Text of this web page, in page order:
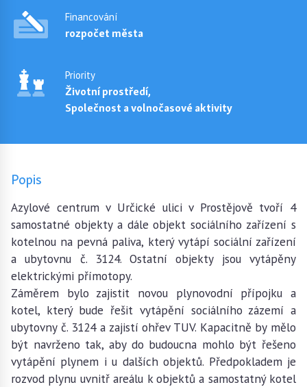
Financování
rozpočet města
Priority
Životní prostředí,
Společnost a volnočasové aktivity
Popis
Azylové centrum v Určické ulici v Prostějově tvoří 4
samostatné objekty a dále objekt sociálního zařízení s
kotelnou na pevná paliva, který vytápí sociální zařízení
a ubytovnu č. 3124. Ostatní objekty jsou vytápěny
elektrickými přímotopy.
Záměrem bylo zajistit novou plynovodní přípojku a
kotel, který bude řešit vytápění sociálního zázemí a
ubytovny č. 3124 a zajistí ohřev TUV. Kapacitně by mělo
být navrženo tak, aby do budoucna mohlo být řešeno
vytápění plynem i u dalších objektů. Předpokladem je
rozvod plynu uvnitř areálu k objektů a samostatný kotel